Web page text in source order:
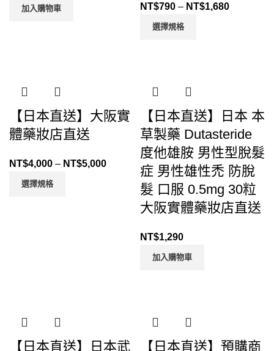
加入購物車 NT$790 – NT$1,680
選擇規格
【日本直送】大阪實
體藥妝店直送
NT$4,000 – NT$5,000
選擇規格
【日本直送】日本 本
草製藥 Dutasteride
度他雄胺 男性型脫髮
症 男性雄性禿 防脫
髮 口服 0.5mg 30粒
大阪實體藥妝店直送
NT$1,290
加入購物車
【日本直送】日本武
【日本直送】預購商